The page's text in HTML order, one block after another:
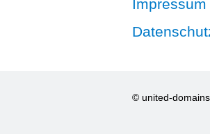
Impressum
© united-domains